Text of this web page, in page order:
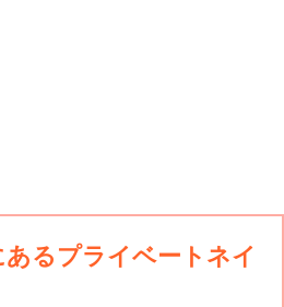
るプライベートネイ